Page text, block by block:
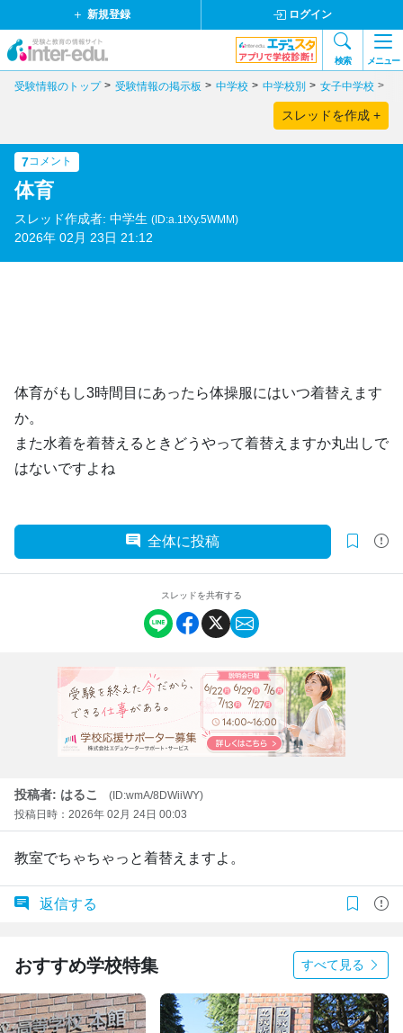
新規登録 ログイン
検索 メニュー
受験情報のトップ 受験情報の掲示板 中学校 中学校別 女子中学校
スレッドを作成 +
7コメント
体育
スレッド作成者: 中学生 (ID:a.1tXy.5WMM)
2026年 02月 23日 21:12
体育がもし3時間目にあったら体操服にはいつ着替えます
か。
また水着を着替えるときどうやって着替えますか丸出しで
はないですよね
全体に投稿
スレッドを共有する
投稿者: はるこ
(ID:wmA/8DWiiWY)
投稿日時：2026年 02月 24日 00:03
教室でちゃちゃっと着替えますよ。
返信する
おすすめ学校特集 すべて見る